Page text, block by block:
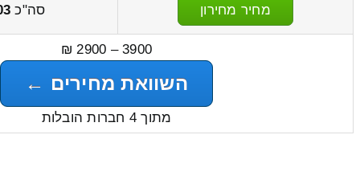
מחיר מחירון סה"כ
3900 – 2900 ₪
השוואת מחירים ←
מתוך 4 חברות הובלות